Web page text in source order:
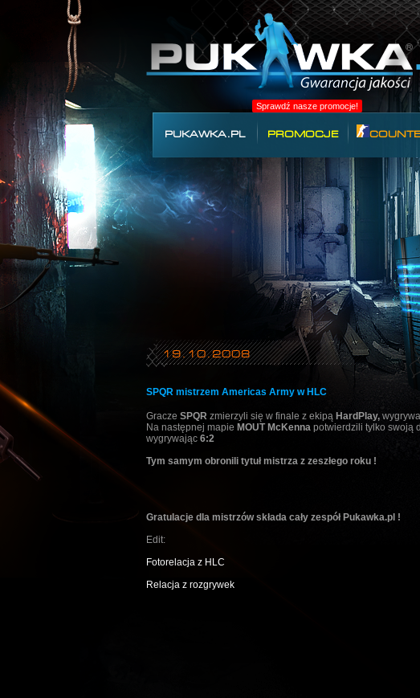
Sprawdź nasze promocje!
PUKAWKA.PL PROMOCJE
19.10.2008
SPQR mistrzem Americas Army w HLC
Gracze SPQR zmierzyli się w finale z ekipą HardPlay,
Na następnej mapie MOUT McKenna potwierdzili tylko swoją
wygrywając 6:2
Tym samym obronili tytuł mistrza z zeszłego roku !
Gratulacje dla mistrzów składa cały zespół Pukawka.pl !
Edit:
Fotorelacja z HLC
Relacja z rozgrywek